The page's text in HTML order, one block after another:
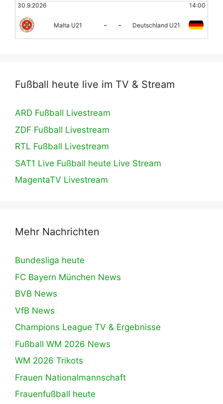
30.9.2026 14:00
Malta U21 - - Deutschland U21
Fußball heute live im TV & Stream
ARD Fußball Livestream
ZDF Fußball Livestream
RTL Fußball Livestream
SAT1 Live Fußball heute Live Stream
MagentaTV Livestream
Mehr Nachrichten
Bundesliga heute
FC Bayern München News
BVB News
VfB News
Champions League TV & Ergebnisse
Fußball WM 2026 News
WM 2026 Trikots
Frauen Nationalmannschaft
Frauenfußball heute